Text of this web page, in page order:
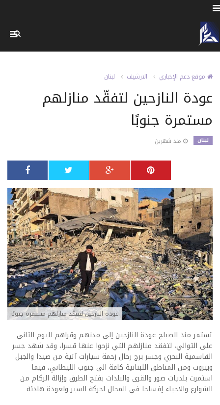
موقع دعم الإخباري الارشيف لبنان
عودة النازحين لتفقّد منازلهم
مستمرة جنوبًا
لبنان منذ شهرين
عودة النازحين لتفقّد منازلهم مستمرة جنوبًا
تستمر منذ الصباح عودة النازحين إلى مدنهم وقراهم لليوم الثاني
على التوالي، لتفقد منازلهم التي نزحوا عنها قسرا، وقد شهد جسر
القاسمية البحري وجسر برج رحال زحمة سيارات آتية من صيدا والجبل
وبيروت ومن المناطق اللبنانية كافة الى جنوب الليطاني، فيما
استمرت بلديات صور والقرى والبلدات بفتح الطرق وإزالة الركام من
الشوارع والاحياء إفساحا في المجال لحركة السير ولعودة هادئة.